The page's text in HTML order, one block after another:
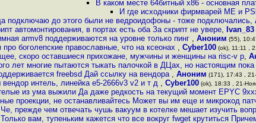
В каком месте 64битный x86 - основная
И где исходники фирмварей ME и
подключаю до этого были не ведроидофоны - тоже подключались,
автомонтирования, в портах есть оба За скрипт не увере, Ivan_83
armv8 поддерживаются на уровне только пинг , Аноним (55),
боголепские православные, что на ксеонах , Cyber100 (ok), 11:11 ,
скоро оставшиеся прихожане, мужчины и женщины на risc-v р,
лет многие пытаются тыкать палочкой в ДЦах, но настоящим
freebsd Дай ссылку на вендора , Аноним (171), 17:43 ,
интель, линейка e5-2666v3 v2 и т д , Cyber100 (ok), 18:33 , 21-
из ума выжили Да даже редкость на текущий момент EPYC
проекции, не останавливайтесь Может вы им еще и микрокод
Че, прежде чем отвечать чушь вакуум в котелке мешает изучить
Только вам, тупеньким кажется что все вокруг fwget крутиться